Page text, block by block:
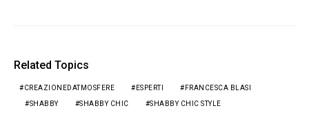
Related Topics
CREAZIONEDATMOSFERE ESPERTI FRANCESCA BLASI
SHABBY SHABBY CHIC SHABBY CHIC STYLE